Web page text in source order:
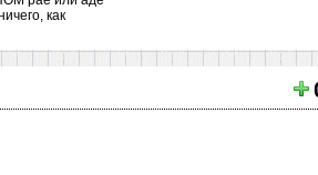
как